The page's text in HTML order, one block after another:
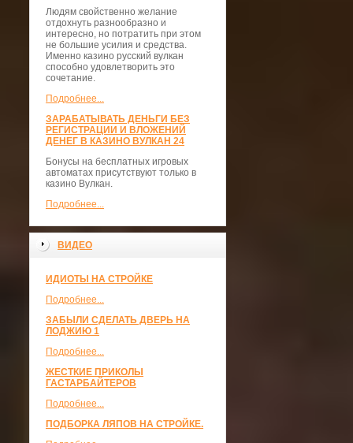
Людям свойственно желание
отдохнуть разнообразно и
интересно, но потратить при этом
не большие усилия и средства.
Именно казино русский вулкан
способно удовлетворить это
сочетание.
Подробнее...
ЗАРАБАТЫВАТЬ ДЕНЬГИ БЕЗ
РЕГИСТРАЦИИ И ВЛОЖЕНИЙ
ДЕНЕГ В КАЗИНО ВУЛКАН 24
Бонусы на бесплатных игровых
автоматах присутствуют только в
казино Вулкан.
Подробнее...
ВИДЕО
ИДИОТЫ НА СТРОЙКЕ
Подробнее...
ЗАБЫЛИ СДЕЛАТЬ ДВЕРЬ НА
ЛОДЖИЮ 1
Подробнее...
ЖЕСТКИЕ ПРИКОЛЫ
ГАСТАРБАЙТЕРОВ
Подробнее...
ПОДБОРКА ЛЯПОВ НА СТРОЙКЕ.